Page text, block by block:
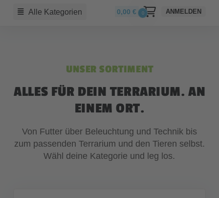
Alle Kategorien 0,00€ 0 ANMELDEN
UNSER SORTIMENT
ALLES FÜR DEIN TERRARIUM. AN
EINEM ORT.
Von Futter über Beleuchtung und Technik bis
zum passenden Terrarium und den Tieren selbst.
Wähl deine Kategorie und leg los.